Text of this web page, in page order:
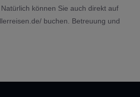
können Sie auch direkt auf
buchen. Betreuung und